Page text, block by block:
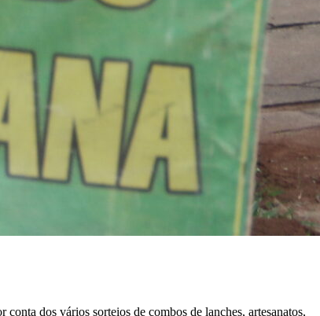
dos vários sorteios de combos de lanches, artesanatos,